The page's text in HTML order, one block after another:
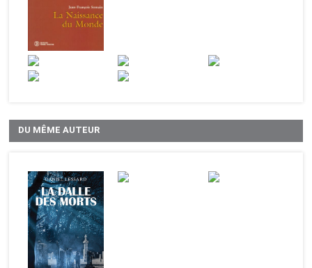
DU MÊME AUTEUR